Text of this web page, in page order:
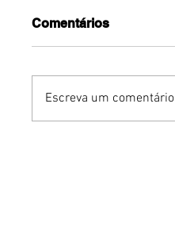
Comentários
Escreva um comentário